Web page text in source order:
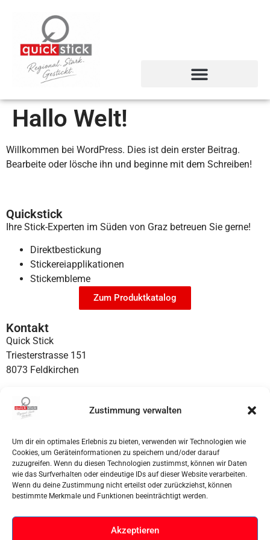
Zustimmung verwalten
Um dir ein optimales Erlebnis zu bieten, verwenden wir Technologien wie
Cookies, um Geräteinformationen zu speichern und/oder darauf
zuzugreifen. Wenn du diesen Technologien zustimmst, können wir Daten
wie das Surfverhalten oder eindeutige IDs auf dieser Website verarbeiten.
Wenn du deine Zustimmung nicht erteilst oder zurückziehst, können
bestimmte Merkmale und Funktionen beeinträchtigt werden.
Akzeptieren
Hallo Welt!
Willkommen bei WordPress. Dies ist dein erster Beitrag.
Bearbeite oder lösche ihn und beginne mit dem Schreiben!
Quickstick
Ihre Stick-Experten im Süden von Graz betreuen Sie gerne!
Direktbestickung
Stickereiapplikationen
Stickembleme
Zum Produktkatalog
Kontakt
Quick Stick
Triesterstrasse 151
8073 Feldkirchen
T: +43 316 24 34 20
M: +43 664 144 52 33
Öffnungszeiten
Montag bis Donnerstag
9:00-11:30 und 12:30- 17:00
Freitags